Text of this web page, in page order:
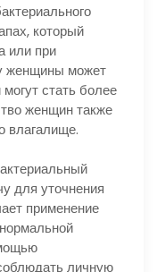
который
или при
женщины может
стать более
женщин также
влагалище.
для уточнения
применение
личную